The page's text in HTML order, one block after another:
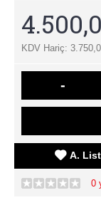
KDV Hariç:
-
A.
0